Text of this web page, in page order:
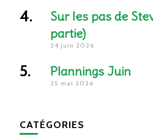
Sur les pas de
partie)
24 juin 2026
Plannings Juin
25 mai 2026
CATÉGORIES